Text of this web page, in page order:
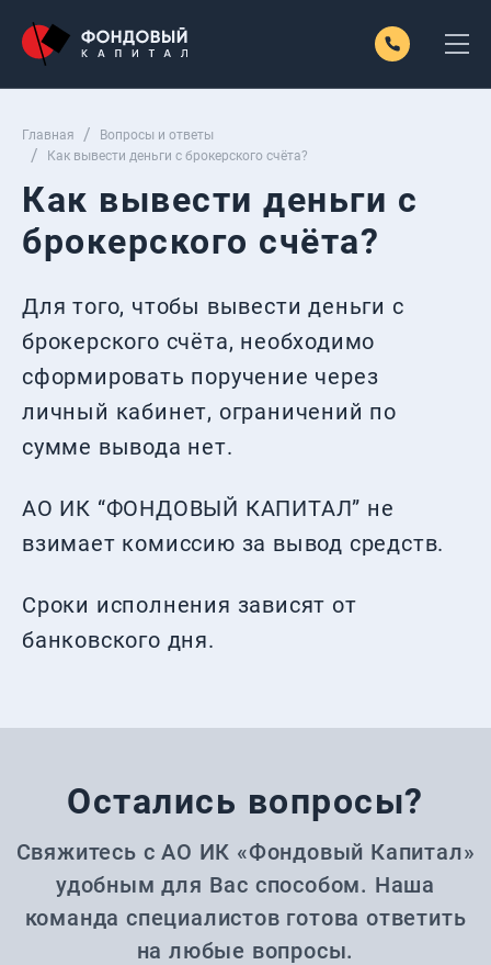
Главная
Вопросы и ответы
Как вывести деньги с брокерского счёта?
Как вывести деньги с
брокерского счёта?
Для того, чтобы вывести деньги с
брокерского счёта, необходимо
сформировать поручение через
личный кабинет, ограничений по
сумме вывода нет.
АО ИК “ФОНДОВЫЙ КАПИТАЛ” не
взимает комиссию за вывод средств.
Сроки исполнения зависят от
банковского дня.
Остались вопросы?
Свяжитесь с АО ИК «Фондовый Капитал»
удобным для Вас способом. Наша
команда специалистов готова ответить
на любые вопросы.